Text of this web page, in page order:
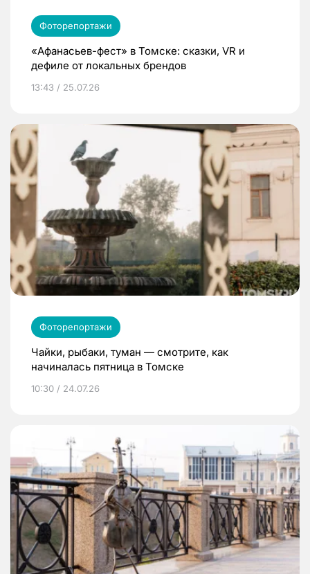
Фоторепортажи
«Афанасьев-фест» в Томске: сказки, VR и
дефиле от локальных брендов
13:43 / 25.07.26
Фоторепортажи
Чайки, рыбаки, туман — смотрите, как
начиналась пятница в Томске
10:30 / 24.07.26